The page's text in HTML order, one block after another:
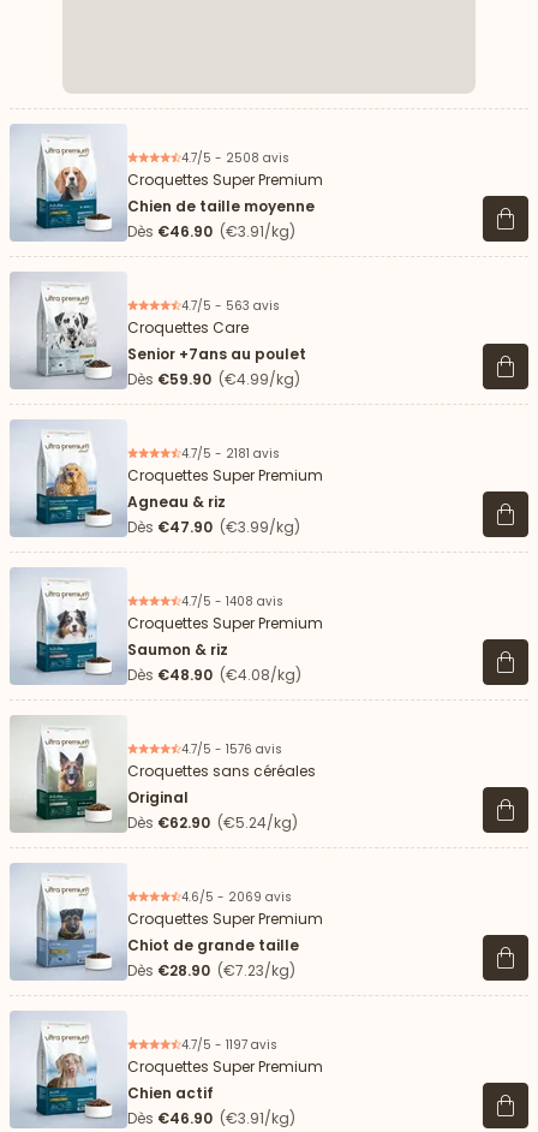
4.7/5 - 2508 avis
Croquettes Super Premium
Chien de taille moyenne
Dès €46.90 (€3.91/kg) Voir
4.7/5 - 563 avis
Croquettes Care
Senior +7ans au poulet
Dès €59.90 (€4.99/kg) Voir
4.7/5 - 2181 avis
Croquettes Super Premium
Agneau & riz
Dès €47.90 (€3.99/kg) Voir
4.7/5 - 1408 avis
Croquettes Super Premium
Saumon & riz
Dès €48.90 (€4.08/kg) Voir
4.7/5 - 1576 avis
Croquettes sans céréales
Original
Dès €62.90 (€5.24/kg) Voir
4.6/5 - 2069 avis
Croquettes Super Premium
Chiot de grande taille
Dès €28.90 (€7.23/kg) Voir
4.7/5 - 1197 avis
Croquettes Super Premium
Chien actif
Dès €46.90 (€3.91/kg) Voir